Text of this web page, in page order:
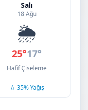
Salı
18 Ağu
🌦️
25°17°
Hafif Çiseleme
💧 35% Yağış